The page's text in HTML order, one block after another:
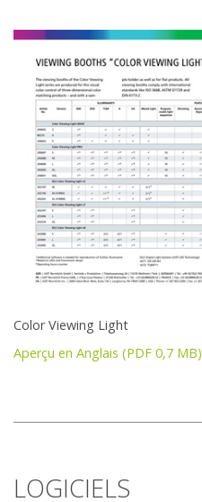
Color Viewing Light
Aperçu en Anglais (PDF 0,7 MB)
LOGICIELS